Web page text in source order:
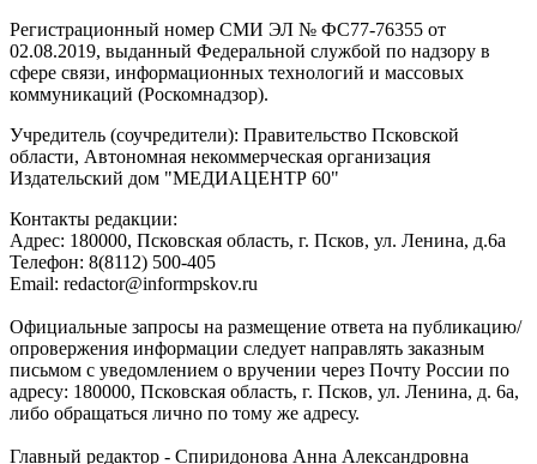
Регистрационный номер СМИ ЭЛ № ФС77-76355 от
02.08.2019, выданный Федеральной службой по надзору в
сфере связи, информационных технологий и массовых
коммуникаций (Роскомнадзор).
Учредитель (соучредители): Правительство Псковской
области, Автономная некоммерческая организация
Издательский дом "МЕДИАЦЕНТР 60"
Контакты редакции:
Адреc: 180000, Псковская область, г. Псков, ул. Ленина, д.6а
Телефон: 8(8112) 500-405
Email: redactor@informpskov.ru
Официальные запросы на размещение ответа на публикацию/
опровержения информации следует направлять заказным
письмом с уведомлением о вручении через Почту России по
адресу: 180000, Псковская область, г. Псков, ул. Ленина, д. 6а,
либо обращаться лично по тому же адресу.
Главный редактор - Спиридонова Анна Александровна